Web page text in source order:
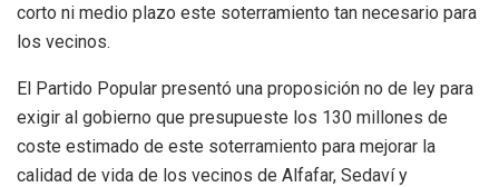
corto ni medio plazo este soterramiento tan necesario para
los vecinos.
El Partido Popular presentó una proposición no de ley para
exigir al gobierno que presupueste los 130 millones de
coste estimado de este soterramiento para mejorar la
calidad de vida de los vecinos de Alfafar, Sedaví y